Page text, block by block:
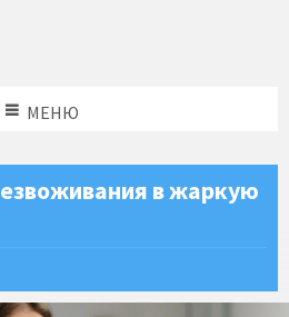
МЕНЮ
в жаркую